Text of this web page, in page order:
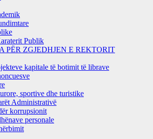
Publik
PËR ZGJEDHJEN E REKTORIT
kapitale të botimit të librave
sportive dhe turistike
Administrativë
korrupsionit
personale